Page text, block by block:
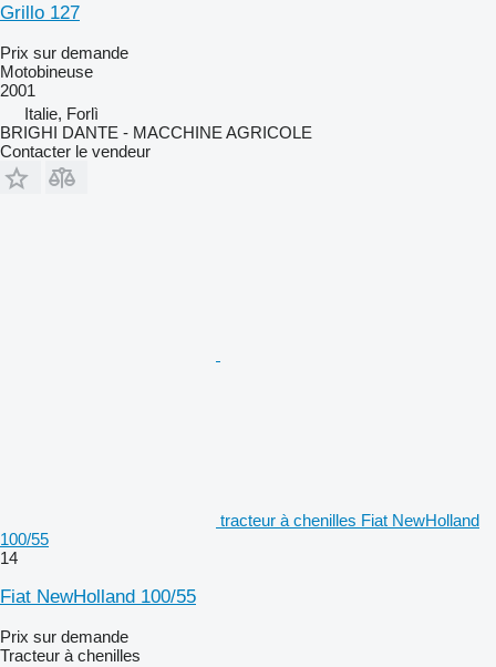
Grillo 127
Prix sur demande
Motobineuse
2001
Italie, Forlì
BRIGHI DANTE - MACCHINE AGRICOLE
Contacter le vendeur
tracteur à chenilles Fiat NewHolland
100/55
14
Fiat NewHolland 100/55
Prix sur demande
Tracteur à chenilles